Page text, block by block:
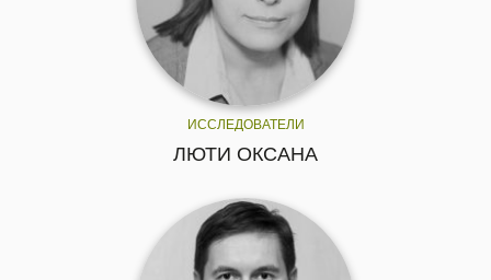
ИССЛЕДОВАТЕЛИ
ЛЮТИ ОКСАНА